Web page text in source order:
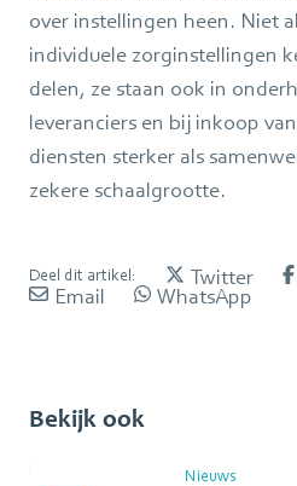
over instellingen heen. Niet
individuele zorginstellingen
delen, ze staan ook in
leveranciers en bij inkoop
diensten sterker als
zekere schaalgrootte.
Deel dit artikel: Twitter
Email WhatsApp
Bekijk ook
Nieuws